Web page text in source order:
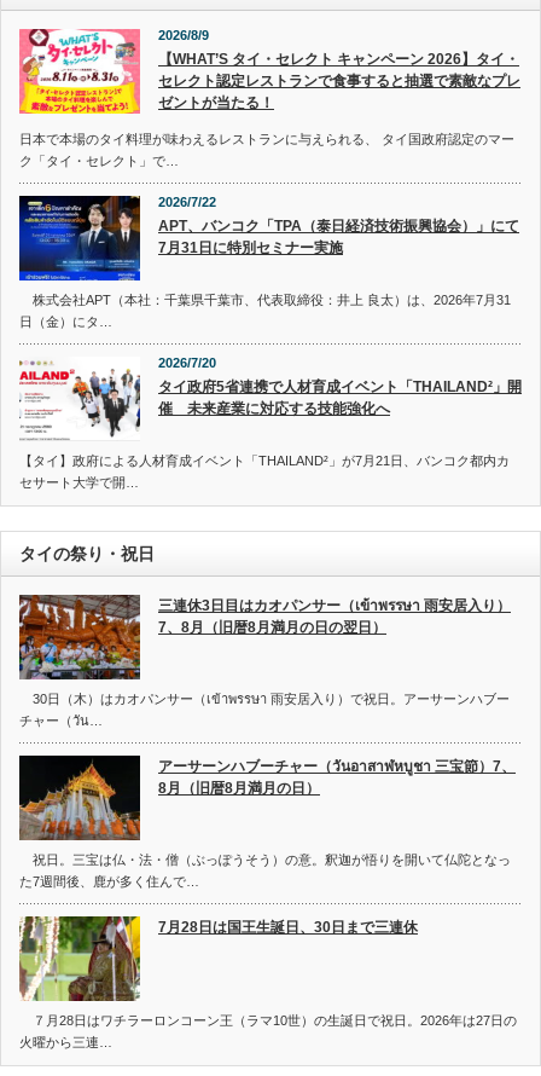
2026/8/9
【WHAT’S タイ・セレクト キャンペーン 2026】タイ・
セレクト認定レストランで食事すると抽選で素敵なプレ
ゼントが当たる！
日本で本場のタイ料理が味わえるレストランに与えられる、 タイ国政府認定のマー
ク「タイ・セレクト」で…
2026/7/22
APT、バンコク「TPA（泰日経済技術振興協会）」にて
7月31日に特別セミナー実施
株式会社APT（本社：千葉県千葉市、代表取締役：井上 良太）は、2026年7月31
日（金）にタ…
2026/7/20
タイ政府5省連携で人材育成イベント「THAILAND²」開
催 未来産業に対応する技能強化へ
【タイ】政府による人材育成イベント「THAILAND²」が7月21日、バンコク都内カ
セサート大学で開…
タイの祭り・祝日
三連休3日目はカオパンサー（เข้าพรรษา 雨安居入り）
7、8月（旧暦8月満月の日の翌日）
30日（木）はカオパンサー（เข้าพรรษา 雨安居入り）で祝日。アーサーンハブー
チャー（วัน…
アーサーンハブーチャー（วันอาสาฬหบูชา 三宝節）7、
8月（旧暦8月満月の日）
祝日。三宝は仏・法・僧（ぶっぽうそう）の意。釈迦が悟りを開いて仏陀となっ
た7週間後、鹿が多く住んで…
7月28日は国王生誕日、30日まで三連休
７月28日はワチラーロンコーン王（ラマ10世）の生誕日で祝日。2026年は27日の
火曜から三連…